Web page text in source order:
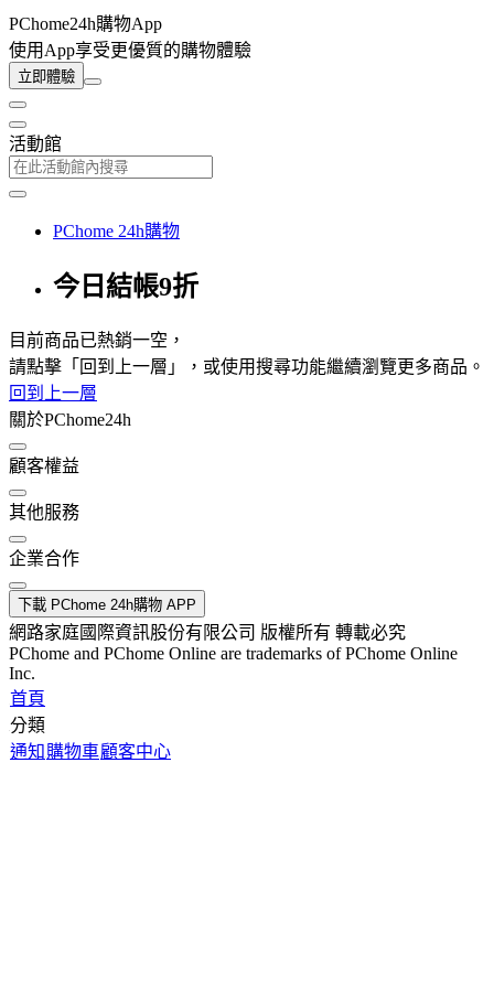
PChome24h購物App
使用App享受更優質的購物體驗
立即體驗
活動館
PChome 24h購物
今日結帳9折
目前商品已熱銷一空，
請點擊「回到上一層」，或使用搜尋功能繼續瀏覽更多商品。
回到上一層
關於PChome24h
顧客權益
其他服務
企業合作
下載 PChome 24h購物 APP
網路家庭國際資訊股份有限公司 版權所有 轉載必究
PChome and PChome Online are trademarks of PChome Online
Inc.
首頁
分類
通知 購物車顧客中心